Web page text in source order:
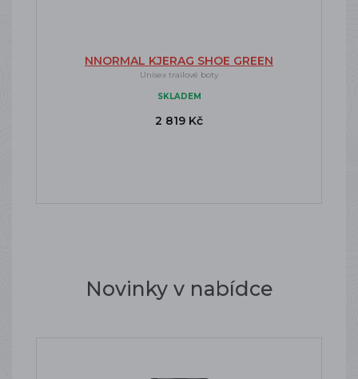
NNORMAL KJERAG SHOE GREEN
Unisex trailové boty
SKLADEM
2 819 Kč
Novinky v nabídce